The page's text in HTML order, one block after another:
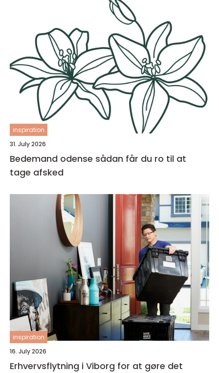
inspiration
31. July 2026
Bedemand odense sådan får du ro til at
tage afsked
inspiration
16. July 2026
Erhvervsflytning i Viborg for at gøre det